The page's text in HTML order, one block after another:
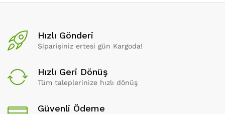
Hızlı Gönderi
Siparişiniz ertesi gün Kargoda!
Hızlı Geri Dönüş
Tüm taleplerinize hızlı dönüş
Güvenli Ödeme